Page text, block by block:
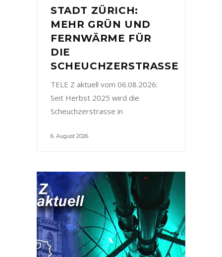
STADT ZÜRICH:
MEHR GRÜN UND
FERNWÄRME FÜR
DIE
SCHEUCHZERSTRASSE
TELE Z aktuell vom 06.08.2026:
Seit Herbst 2025 wird die
Scheuchzerstrasse in
6. August 2026